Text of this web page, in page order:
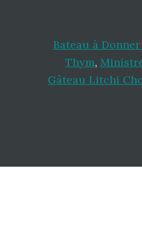
Bateau à
Thym,
Gâteau Litchi